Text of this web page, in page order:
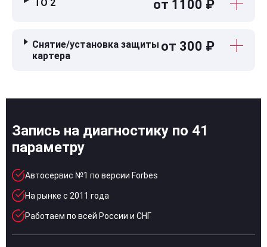
ТО 2 от 1100 ₽
Снятие/установка защиты
картера
от 300 ₽
Запись на диагностику по 41
параметру
Автосервис №1 по версии Forbes
На рынке с 2011 года
Работаем по всей России и СНГ